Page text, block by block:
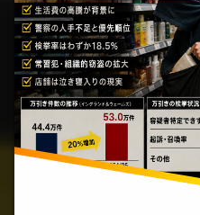
が
急
増
し
て
い
る
の
に、
な